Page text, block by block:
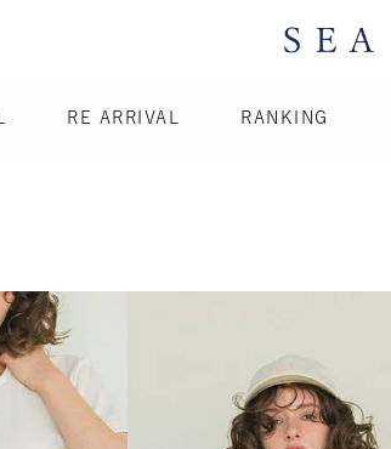
RE ARRIVAL RANKING